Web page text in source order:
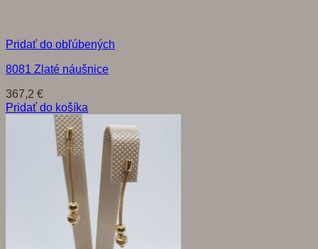
Pridať do obľúbených
8081 Zlaté náušnice
367,2 €
Pridať do košíka